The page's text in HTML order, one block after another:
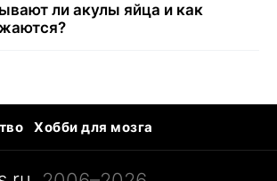
ли акулы яйца и как
Хобби для мозга
Тунцы в океанариуме